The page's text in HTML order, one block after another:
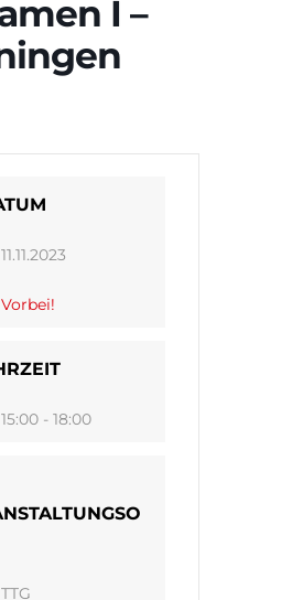
I –
11.11.2023
Vorbei!
15:00 - 18:00
TTG